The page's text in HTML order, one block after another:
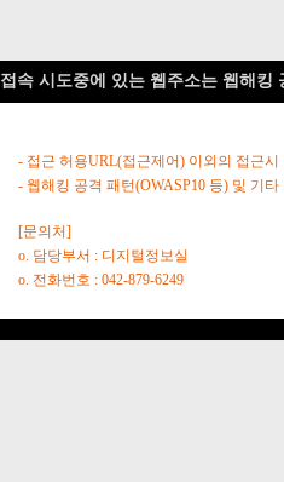
접속 시도중에 있는 웹주소는 웹해킹
- 접근 허용URL(접근제어) 이외의 접근시
- 웹해킹 공격 패턴(OWASP10 등) 및 기
[문의처]
o. 담당부서 : 디지털정보실
o. 전화번호 : 042-879-6249